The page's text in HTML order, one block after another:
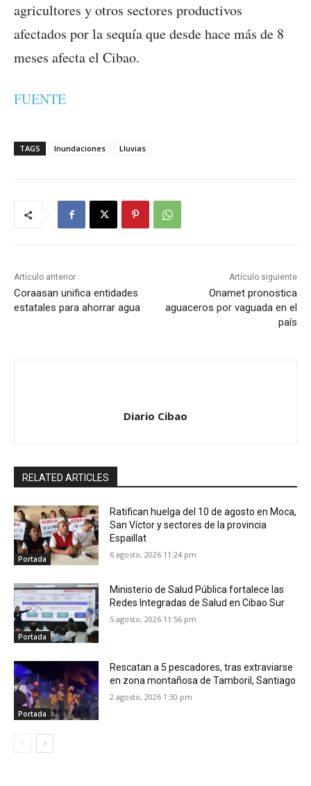
agricultores y otros sectores productivos
afectados por la sequía que desde hace más de 8
meses afecta el Cibao.
FUENTE
TAGS Inundaciones Lluvias
Artículo anterior
Coraasan unifica entidades
estatales para ahorrar agua
Artículo siguiente
Onamet pronostica
aguaceros por vaguada en el
país
Diario Cibao
RELATED ARTICLES
Portada
Ratifican huelga del 10 de agosto en Moca,
San Víctor y sectores de la provincia
Espaillat
6 agosto, 2026 11:24 pm
Portada
Ministerio de Salud Pública fortalece las
Redes Integradas de Salud en Cibao Sur
5 agosto, 2026 11:56 pm
Portada
Rescatan a 5 pescadores, tras extraviarse
en zona montañosa de Tamboril, Santiago
2 agosto, 2026 1:30 pm